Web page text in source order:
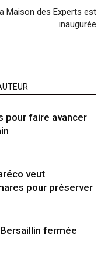
Maison des Experts est
inaugurée
pour faire avancer
veut
pour préserver
fermée